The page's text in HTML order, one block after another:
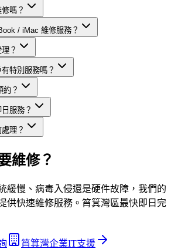
嗎？
/ iMac 維修服務？
？
特別服務嗎？
約？
服務？
理？
維修？
緩慢、病毒入侵還是硬件故障，我們的
供快速維修服務。筲箕灣區最快即日完
筲箕灣企業IT支援